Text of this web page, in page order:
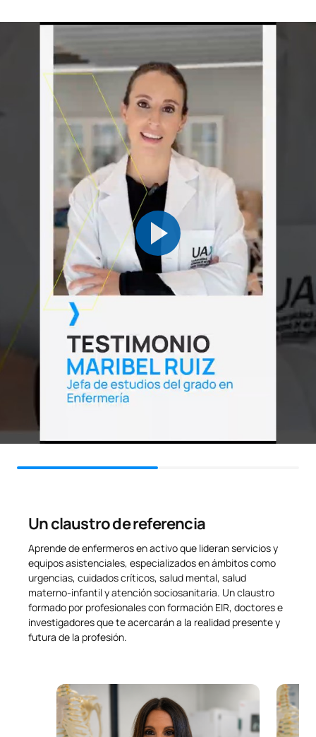
Un claustro de referencia
Aprende de enfermeros en activo que lideran servicios y
equipos asistenciales, especializados en ámbitos como
urgencias, cuidados críticos, salud mental, salud
materno-infantil y atención sociosanitaria. Un claustro
formado por profesionales con formación EIR, doctores e
investigadores que te acercarán a la realidad presente y
futura de la profesión.